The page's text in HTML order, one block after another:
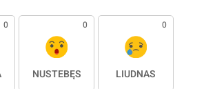
0 0
NUSTEBĘS
0
LIŪDNAS